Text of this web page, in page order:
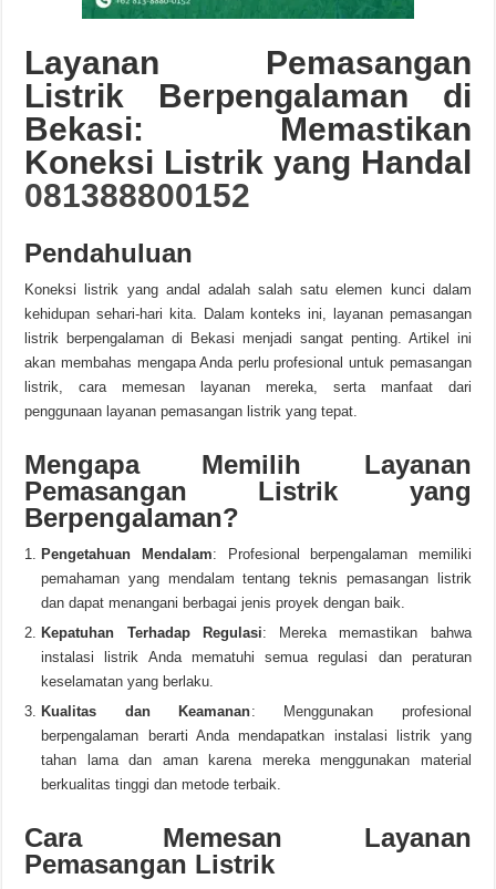
Layanan Pemasangan
Listrik Berpengalaman di
Bekasi: Memastikan
Koneksi Listrik yang Handal
081388800152
Pendahuluan
Koneksi listrik yang andal adalah salah satu elemen kunci dalam
kehidupan sehari-hari kita. Dalam konteks ini, layanan pemasangan
listrik berpengalaman di Bekasi menjadi sangat penting. Artikel ini
akan membahas mengapa Anda perlu profesional untuk pemasangan
listrik, cara memesan layanan mereka, serta manfaat dari
penggunaan layanan pemasangan listrik yang tepat.
Mengapa Memilih Layanan
Pemasangan Listrik yang
Berpengalaman?
Pengetahuan Mendalam: Profesional berpengalaman memiliki
pemahaman yang mendalam tentang teknis pemasangan listrik
dan dapat menangani berbagai jenis proyek dengan baik.
Kepatuhan Terhadap Regulasi: Mereka memastikan bahwa
instalasi listrik Anda mematuhi semua regulasi dan peraturan
keselamatan yang berlaku.
Kualitas dan Keamanan: Menggunakan profesional
berpengalaman berarti Anda mendapatkan instalasi listrik yang
tahan lama dan aman karena mereka menggunakan material
berkualitas tinggi dan metode terbaik.
Cara Memesan Layanan
Pemasangan Listrik